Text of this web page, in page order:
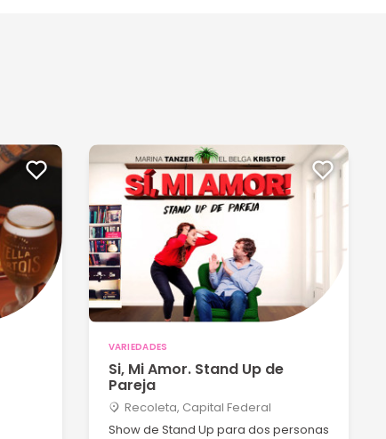
VARIEDADES
Si, Mi Amor. Stand Up de
Pareja
Recoleta, Capital Federal
Show de Stand Up para dos personas